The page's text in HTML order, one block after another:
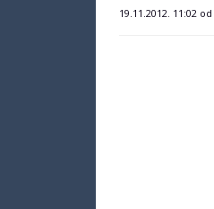
19.11.2012. 11:02 od